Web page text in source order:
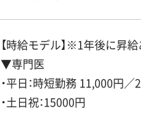
【時給モデル】※1年後に昇給
▼専門医
・平日：時短勤務 11,000円
・土日祝：15000円